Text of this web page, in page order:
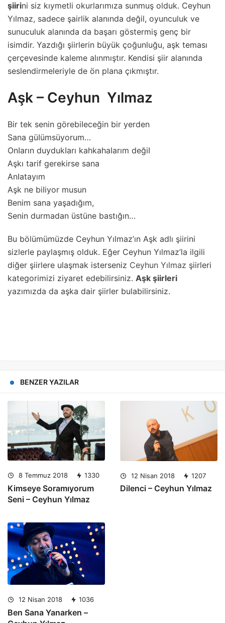
şiirini siz kıymetli okurlarımıza sunmuş olduk. Ceyhun
Yılmaz, sadece şairlik alanında değil, oyunculuk ve
sunuculuk alanında da başarı göstermiş genç bir
isimdir. Yazdığı şiirlerin büyük çoğunluğu, aşk teması
çerçevesinde kaleme alınmıştır. Kendisi şiir alanında
seslendirmeleriyle de ön plana çıkmıştır.
Aşk – Ceyhun Yılmaz
Bir tek senin görebiIeceğin bir yerden
Sana güIümsüyorum…
OnIarın duydukIarı kahkahaIarım değiI
Aşkı tarif gerekirse sana
AnIatayım
Aşk ne biIiyor musun
Benim sana yaşadığım,
Senin durmadan üstüne bastığın…
Bu bölümümüzde Ceyhun Yılmaz’ın Aşk adlı şiirini
sizlerle paylaşmış olduk. Eğer Ceyhun Yılmaz’la ilgili
diğer şiirlere ulaşmak isterseniz Ceyhun Yılmaz şiirleri
kategorimizi ziyaret edebilirsiniz. Aşk şiirleri
yazımızda da aşka dair şiirler bulabilirsiniz.
BENZER YAZILAR
8 Temmuz 2018 1330
Kimseye Soramıyorum
Seni – Ceyhun Yılmaz
12 Nisan 2018 1207
Dilenci – Ceyhun Yılmaz
12 Nisan 2018 1036
Ben Sana Yanarken –